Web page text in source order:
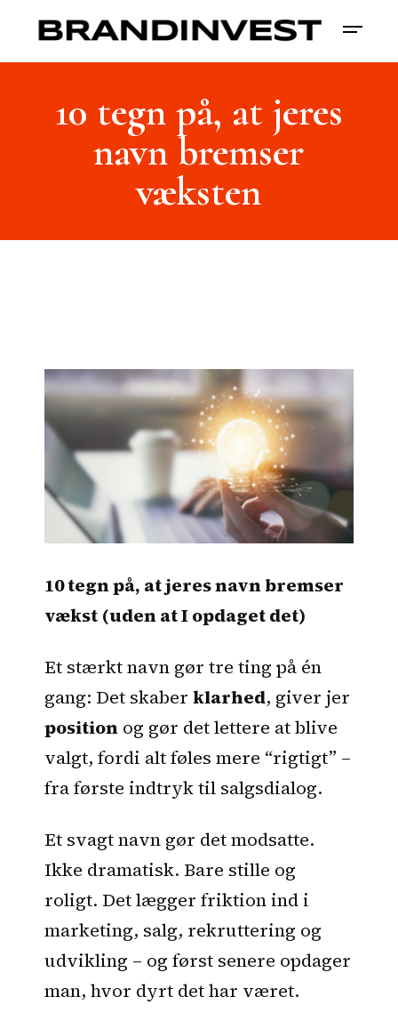
10 tegn på, at jeres
navn bremser
væksten
10 tegn på, at jeres navn bremser
vækst (uden at I opdaget det)
Et stærkt navn gør tre ting på én
gang: Det skaberklarhed, giver jer
position og gør det lettere at blive
valgt, fordi alt føles mere “rigtigt” –
fra første indtryk til salgsdialog.
Et svagt navn gør det modsatte.
Ikke dramatisk. Bare stille og
roligt. Det lægger friktion ind i
marketing, salg, rekruttering og
udvikling – og først senere opdager
man, hvor dyrt det har været.